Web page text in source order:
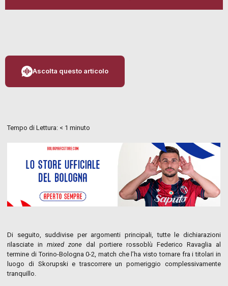
Ascolta questo articolo
Tempo di Lettura: < 1 minuto
Di seguito, suddivise per argomenti principali, tutte le dichiarazioni
rilasciate inmixed zone dal portiere rossoblù Federico Ravaglia al
termine di Torino-Bologna 0-2, match che l’ha visto tornare fra i titolari in
luogo di Skorupski e trascorrere un pomeriggio complessivamente
tranquillo.